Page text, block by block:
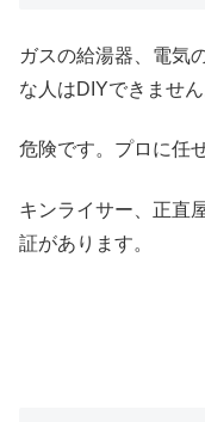
ガスの給湯器、電気
な人はDIYできません
危険です。プロに任
キンライサー、正直
証があります。